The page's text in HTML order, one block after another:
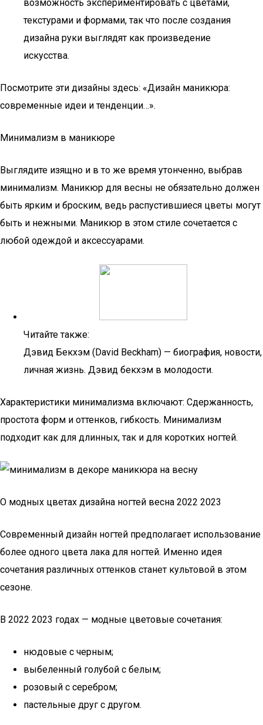
возможность экспериментировать с цветами,
текстурами и формами, так что после создания
дизайна руки выглядят как произведение
искусства.
Посмотрите эти дизайны здесь: «Дизайн маникюра:
современные идеи и тенденции…».
Минимализм в маникюре
Выглядите изящно и в то же время утонченно, выбрав
минимализм. Маникюр для весны не обязательно должен
быть ярким и броским, ведь распустившиеся цветы могут
быть и нежными. Маникюр в этом стиле сочетается с
любой одеждой и аксессуарами.
Читайте также:
Дэвид Бекхэм (David Beckham) — биография, новости,
личная жизнь. Дэвид бекхэм в молодости.
Характеристики минимализма включают: Сдержанность,
простота форм и оттенков, гибкость. Минимализм
подходит как для длинных, так и для коротких ногтей.
О модных цветах дизайна ногтей весна 2022 2023
Современный дизайн ногтей предполагает использование
более одного цвета лака для ногтей. Именно идея
сочетания различных оттенков станет культовой в этом
сезоне.
В 2022 2023 годах — модные цветовые сочетания:
нюдовые с черным;
выбеленный голубой с белым;
розовый с серебром;
пастельные друг с другом.